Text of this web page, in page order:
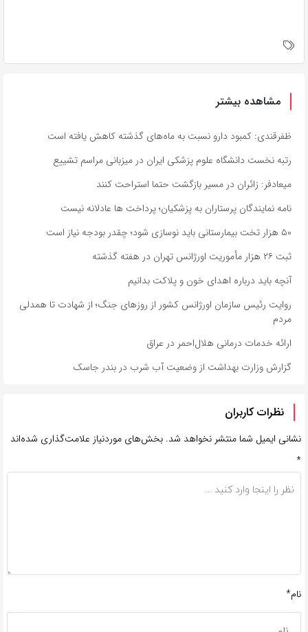
مشاهده بیشتر
ظفرقندی: کمبود دارو نسبت به ماه‌های گذشته کاهش یافته است
رتبه نخست دانشگاه علوم پزشکی ایران در میزبانی مراسم تشییع
میعادفر: زائران در مسیر بازگشت حتما استراحت کنند
نامه نمایندگان پرستاران به پزشکیان؛ پرداخت ها عادلانه نیست
۵۰ هزار تخت بیمارستانی باید نوسازی شود؛ چقدر بودجه نیاز است
ثبت ۲۶ هزار مأموریت اورژانس تهران در هفته گذشته
آنچه باید درباره اهدای خون و پلاکت بدانیم
روایت رئیس سازمان اورژانس کشور از روزهای جنگ؛ از شهادت تا همدلی
مردم
ارائه خدمات درمانی هلال‌احمر در عراق
گزارش وزارت بهداشت از وضعیت آب شرب در بندر جاسک
نظرات کاربران
نشانی ایمیل شما منتشر نخواهد شد. بخش‌های موردنیاز علامت‌گذاری شده‌اند
*
نام*